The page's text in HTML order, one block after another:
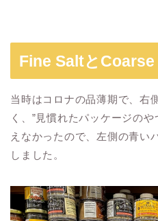
Fine Saltと
当時はコロナの品薄期で、右
く、”見慣れたパッケージの
えなかったので、左側の青い
しました。